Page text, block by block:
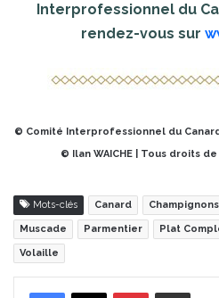
Interprofessionnel du
rendez-vous sur
© Comité Interprofessionnel du
© Ilan WAICHE | Tous droits
Mots-clés Canard Champignons
Muscade Parmentier Plat
Volaille